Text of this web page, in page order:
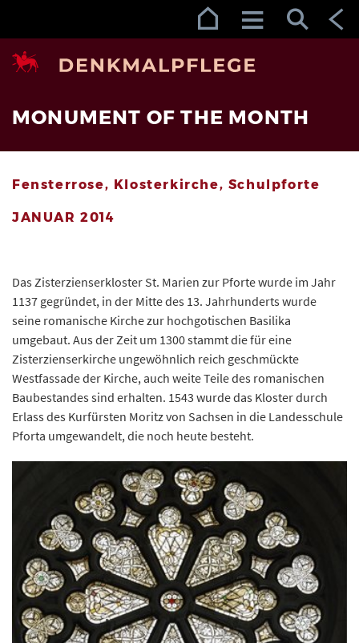
MONUMENT OF THE MONTH
Fensterrose, Klosterkirche, Schulpforte
JANUAR 2014
Das Zisterzienserkloster St. Marien zur Pforte wurde im Jahr
1137 gegründet, in der Mitte des 13. Jahrhunderts wurde
seine romanische Kirche zur hochgotischen Basilika
umgebaut. Aus der Zeit um 1300 stammt die für eine
Zisterzienserkirche ungewöhnlich reich geschmückte
Westfassade der Kirche, auch weite Teile des romanischen
Baubestandes sind erhalten. 1543 wurde das Kloster durch
Erlass des Kurfürsten Moritz von Sachsen in die Landesschule
Pforta umgewandelt, die noch heute besteht.